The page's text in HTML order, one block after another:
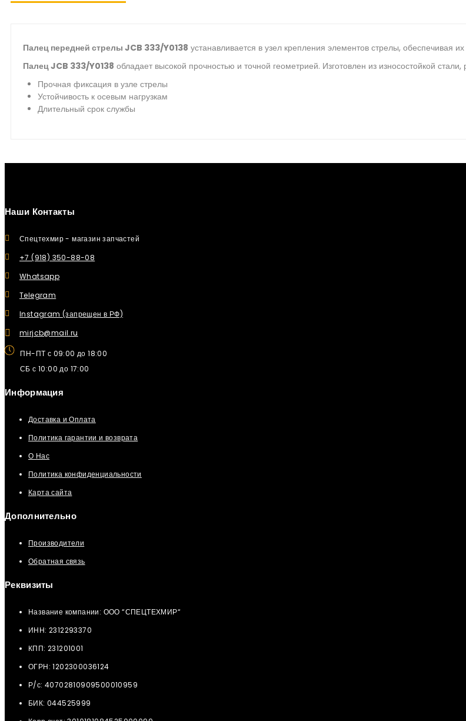
Палец передней стрелы JCB 333/Y0138 устанавливается в узел крепления элементов стрелы, обеспечивая
Палец JCB 333/Y0138 обладает высокой прочностью и точной геометрией. Изготовлен из износостойкой
Прочная фиксация в узле стрелы
Устойчивость к осевым нагрузкам
Длительный срок службы
Наши Контакты
Спецтехмир - магазин запчастей
+7 (918) 350-88-08
Whatsapp
Telegram
Instagram (запрещен в РФ)
mirjcb@mail.ru
ПН-ПТ с 09:00 до 18:00
СБ с 10:00 до 17:00
Информация
Доставка и Оплата
Политика гарантии и возврата
О Нас
Политика конфиденциальности
Карта сайта
Дополнительно
Производители
Обратная связь
Реквизиты
Название компании: ООО “СПЕЦТЕХМИР“
ИНН: 2312293370
КПП: 231201001
ОГРН: 1202300036124
Р/с: 40702810909500010959
БИК: 044525999